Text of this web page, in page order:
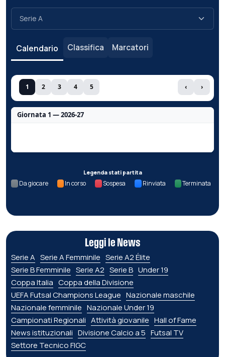
Calendario Classifica Marcatori
1 2 3 4 5 ‹ ›
Giornata 1 — 2026-27
Legenda stati partita
Da giocare In corso Sospesa Rinviata Terminata
Leggi le News
Serie A Serie A Femminile Serie A2 Élite
Serie B Femminile Serie A2 Serie B Under 19
Coppa Italia Coppa della Divisione
UEFA Futsal Champions League Nazionale maschile
Nazionale femminile Nazionale Under 19
Campionati Regionali Attività giovanile Hall of Fame
News istituzionali Divisione Calcio a 5 Futsal TV
Settore Tecnico FIGC